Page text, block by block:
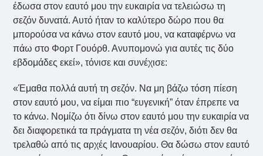
έδωσα στον εαυτό μου την ευκαιρία να τελειώσω τη
σεζόν δυνατά. Αυτό ήταν το καλύτερο δώρο που θα
μπορούσα να κάνω στον εαυτό μου, να καταφέρνω να
πάω στο Φορτ Γουόρθ. Ανυπομονώ για αυτές τις δύο
εβδομάδες εκεί», τόνισε και συνέχισε:
«Έμαθα πολλά αυτή τη σεζόν. Να μη βάζω τόση πίεση
στον εαυτό μου, να είμαι πιο “ευγενική” όταν έπρεπε να
το κάνω. Νομίζω ότι δίνω στον εαυτό μου την ευκαιρία να
δει διαφορετικά τα πράγματα τη νέα σεζόν, διότι δεν θα
τρελαθώ από τις αρχές Ιανουαρίου. Θα δώσω στον εαυτό